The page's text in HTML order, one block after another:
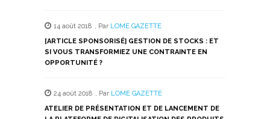
14 août 2018 , Par LOME GAZETTE
[ARTICLE SPONSORISÉ] GESTION DE STOCKS : ET
SI VOUS TRANSFORMIEZ UNE CONTRAINTE EN
OPPORTUNITÉ ?
24 août 2018 , Par LOME GAZETTE
ATELIER DE PRÉSENTATION ET DE LANCEMENT DE